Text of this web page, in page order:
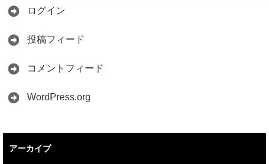
ログイン
投稿フィード
コメントフィード
WordPress.org
アーカイブ